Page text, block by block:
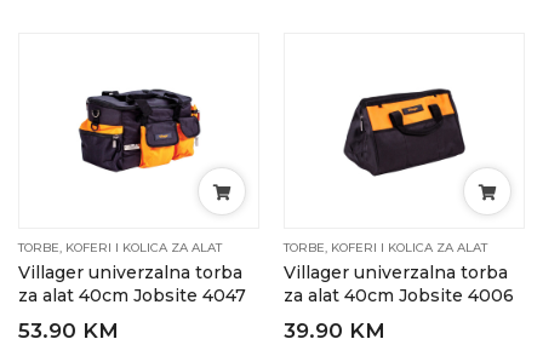
TORBE, KOFERI I KOLICA ZA ALAT
Villager univerzalna torba
za alat 40cm Jobsite 4047
53.90 KM
TORBE, KOFERI I KOLICA ZA ALAT
Villager univerzalna torba
za alat 40cm Jobsite 4006
39.90 KM